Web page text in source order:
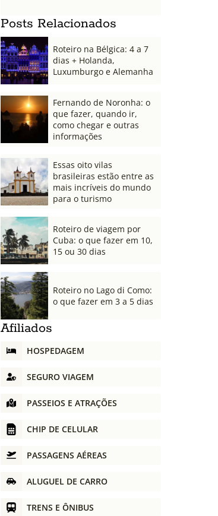
Posts Relacionados
Roteiro na Bélgica: 4 a 7
dias + Holanda,
Luxumburgo e Alemanha
Fernando de Noronha: o
que fazer, quando ir,
como chegar e outras
informações
Essas oito vilas
brasileiras estão entre as
mais incríveis do mundo
para o turismo
Roteiro de viagem por
Cuba: o que fazer em 10,
15 ou 30 dias
Roteiro no Lago di Como:
o que fazer em 3 a 5 dias
Afiliados
HOSPEDAGEM
SEGURO VIAGEM
PASSEIOS E ATRAÇÕES
CHIP DE CELULAR
PASSAGENS AÉREAS
ALUGUEL DE CARRO
TRENS E ÔNIBUS